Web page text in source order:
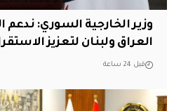
وزير الخارجية السوري: ندعم
العراق ولبنان لتعزيز
قبل 24 ساعة